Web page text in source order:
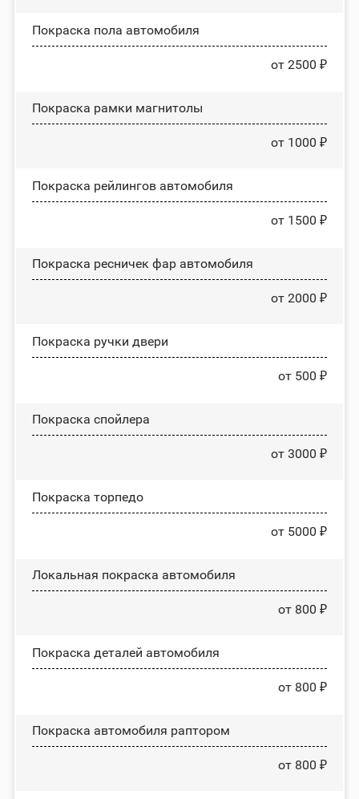
Покраска пола автомобиля
от 2500 ₽
Покраска рамки магнитолы
от 1000 ₽
Покраска рейлингов автомобиля
от 1500 ₽
Покраска ресничек фар автомобиля
от 2000 ₽
Покраска ручки двери
от 500 ₽
Покраска спойлера
от 3000 ₽
Покраска торпедо
от 5000 ₽
Локальная покраска автомобиля
от 800 ₽
Покраска деталей автомобиля
от 800 ₽
Покраска автомобиля раптором
от 800 ₽